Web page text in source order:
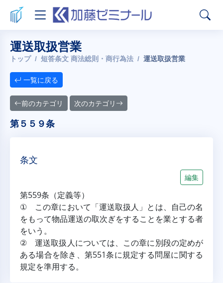
運送取扱営業
トップ 短答条文 商法総則・商行為法 運送取扱営業
一覧に戻る
前のカテゴリ 次のカテゴリ
第５５９条
条文
編集
第559条（定義等）
① この章において「運送取扱人」とは、自己の名
をもって物品運送の取次ぎをすることを業とする者
をいう。
② 運送取扱人については、この章に別段の定めが
ある場合を除き、第551条に規定する問屋に関する
規定を準用する。